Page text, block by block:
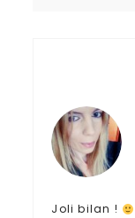
Joli bilan !